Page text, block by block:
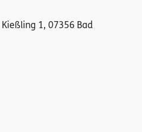
1, 07356 Bad